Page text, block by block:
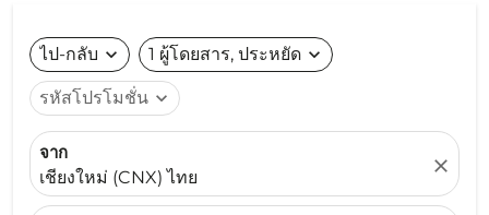
ไป-กลับ expand_more 1 ผู้โดยสาร, ประหยัด expand_more
รหัสโปรโมชั่น expand_more
จาก
เชียงใหม่ (CNX) ไทย
close